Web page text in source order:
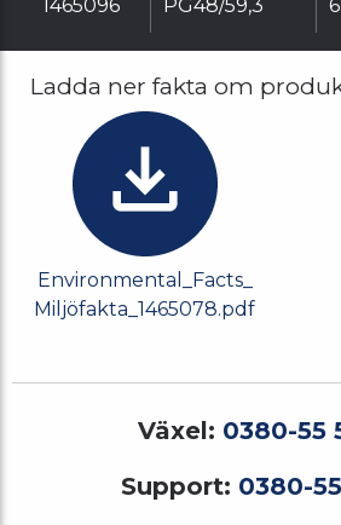
1465096 PG48/59,3
Ladda ner fakta om
Environmental_Facts_
Miljöfakta_1465078.pdf
Växel: 0380-55
Support: 0380-